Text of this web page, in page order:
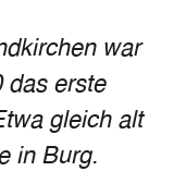
war
das erste
gleich alt
in Burg.